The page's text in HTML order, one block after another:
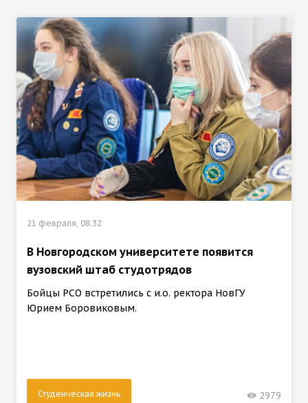
21 февраля, 08:32
В Новгородском университете появится
вузовский штаб студотрядов
Бойцы РСО встретились с и.о. ректора НовГУ
Юрием Боровиковым.
Студенческая жизнь 2979